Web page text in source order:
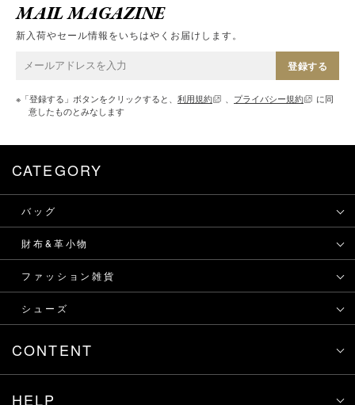
MAIL MAGAZINE
新入荷やセール情報をいちはやくお届けします。
登録する
※「登録する」ボタンをクリックすると、 利用規約 プライバシー規約
に同
意したものとみなします
CATEGORY
バッグ
財布&革小物
ファッション雑貨
シューズ
CONTENT
HELP